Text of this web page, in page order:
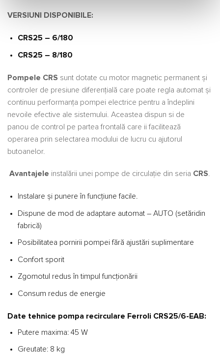
VERSIUNI DISPONIBILE:
CRS25 – 6/180
CRS25 – 8/180
Pompele CRS sunt dotate cu motor magnetic permanent şi
controler de presiune diferenţială care poate regla automat şi
continuu performanţa pompei electrice pentru a îndeplini
nevoile efective ale sistemului. Aceastea dispun si de
panou de control pe partea frontală care ii facilitează
operarea prin selectarea modului de lucru cu ajutorul
butoanelor.
Avantajele instalării unei pompe de circulație din seria CRS.
Instalare şi punere în funcţiune facile.
Dispune de mod de adaptare automat – AUTO (setăridin
fabrică)
Posibilitatea pornirii pompei fără ajustări suplimentare
Confort sporit
Zgomotul redus în timpul funcţionării
Consum redus de energie
Date tehnice pompa recirculare Ferroli CRS25/6-EAB:
Putere maxima: 45 W
Greutate: 8 kg